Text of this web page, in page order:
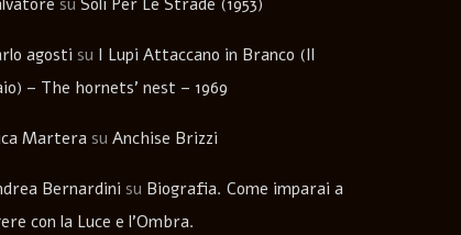
su Soli Per Le Strade (1953)
agosti su I Lupi Attaccano in Branco (Il
– The hornets’ nest – 1969
Marterasu Anchise Brizzi
Bernardini su Biografia. Come imparai a
con la Luce e l’Ombra.